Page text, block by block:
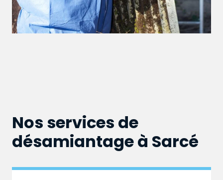
Nos services de
désamiantage à Sarcé